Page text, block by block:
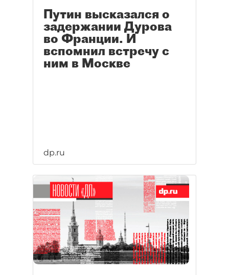
Путин высказался о
задержании Дурова
во Франции. И
вспомнил встречу с
ним в Москве
dp.ru